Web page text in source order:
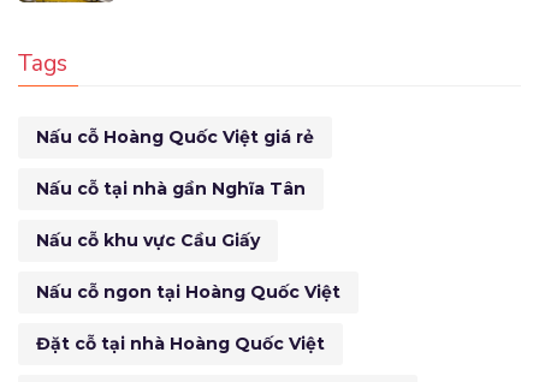
Tags
Nấu cỗ Hoàng Quốc Việt giá rẻ
Nấu cỗ tại nhà gần Nghĩa Tân
Nấu cỗ khu vực Cầu Giấy
Nấu cỗ ngon tại Hoàng Quốc Việt
Đặt cỗ tại nhà Hoàng Quốc Việt